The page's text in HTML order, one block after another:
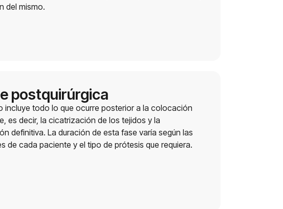
del mismo.
postquirúrgica
incluye todo lo que ocurre posterior a la colocación
es decir, la cicatrización de los tejidos y la
definitiva. La duración de esta fase varía según las
de cada paciente y el tipo de prótesis que requiera.